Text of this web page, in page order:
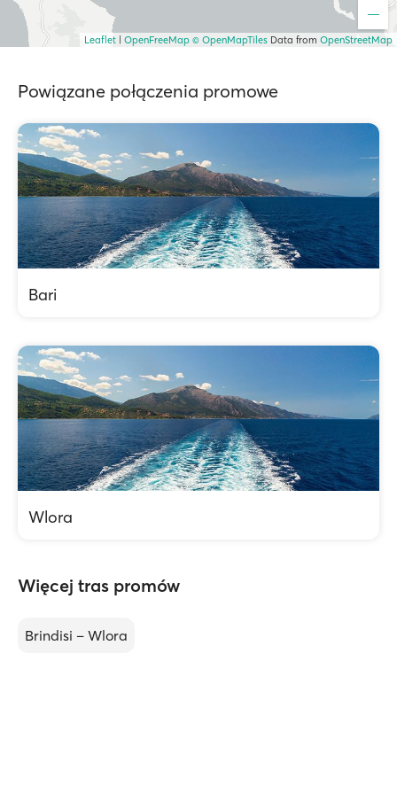
Leaflet OpenFreeMap © OpenMapTiles Data from OpenStreetMap
Powiązane połączenia promowe
Bari
Wlora
Więcej tras promów
Brindisi – Wlora